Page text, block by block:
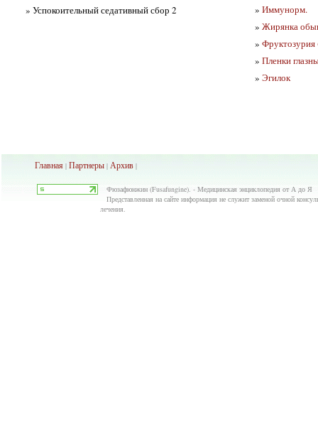
» Успокоительный седативный сбор 2
» Иммунорм.
» Жирянка
» Фруктозурия
» Пленки
» Эгилок
Главная | Партнеры | Архив |
Фюзафюнжин (Fusafungine). - Медицинская энциклопедия от А до Я
Представленная на сайте информация не служит заменой очной
лечения.